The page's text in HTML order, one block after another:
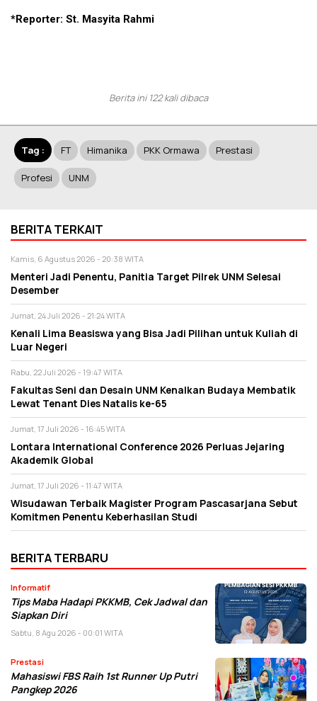
*Reporter: St. Masyita Rahmi
Berita ini 122 kali dibaca
Tag : FT Himanika PKK Ormawa Prestasi
Profesi UNM
BERITA TERKAIT
Kamis, 6 Agustus 2026 - 20:38 WITA
Menteri Jadi Penentu, Panitia Target Pilrek UNM Selesai
Desember
Jumat, 24 Juli 2026 - 21:24 WITA
Kenali Lima Beasiswa yang Bisa Jadi Pilihan untuk Kuliah di
Luar Negeri
Rabu, 22 Juli 2026 - 19:47 WITA
Fakultas Seni dan Desain UNM Kenalkan Budaya Membatik
Lewat Tenant Dies Natalis ke-65
Jumat, 17 Juli 2026 - 16:45 WITA
Lontara International Conference 2026 Perluas Jejaring
Akademik Global
Jumat, 17 Juli 2026 - 11:47 WITA
Wisudawan Terbaik Magister Program Pascasarjana Sebut
Komitmen Penentu Keberhasilan Studi
BERITA TERBARU
Informatif
Tips Maba Hadapi PKKMB, Cek Jadwal dan
Siapkan Diri
Sabtu, 8 Agu 2026 - 00:01 WITA
Prestasi
Mahasiswi FBS Raih 1st Runner Up Putri
Pangkep 2026